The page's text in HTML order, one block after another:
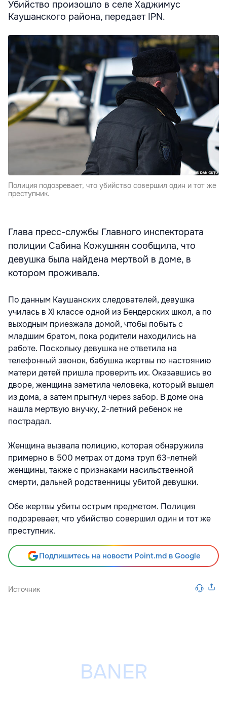
Убийство произошло в селе Хаджимус
Каушанского района, передает IPN.
Полиция подозревает, что убийство совершил один и тот же
преступник.
Глава пресс-службы Главного инспектората
полиции Сабина Кожушнян сообщила, что
девушка была найдена мертвой в доме, в
котором проживала.
По данным Каушанских следователей, девушка
училась в XI классе одной из Бендерских школ, а по
выходным приезжала домой, чтобы побыть с
младшим братом, пока родители находились на
работе. Поскольку девушка не ответила на
телефонный звонок, бабушка жертвы по настоянию
матери детей пришла проверить их. Оказавшись во
дворе, женщина заметила человека, который вышел
из дома, а затем прыгнул через забор. В доме она
нашла мертвую внучку, 2-летний ребенок не
пострадал.
Женщина вызвала полицию, которая обнаружила
примерно в 500 метрах от дома труп 63-летней
женщины, также с признаками насильственной
смерти, дальней родственницы убитой девушки.
Обе жертвы убиты острым предметом. Полиция
подозревает, что убийство совершил один и тот же
преступник.
Подпишитесь на новости Point.md в Google
Источник